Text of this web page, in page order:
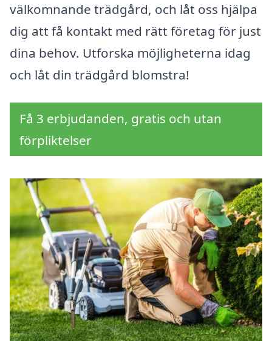
välkomnande trädgård, och låt oss hjälpa
dig att få kontakt med rätt företag för just
dina behov. Utforska möjligheterna idag
och låt din trädgård blomstra!
Få 3 erbjudanden, gratis och utan
förpliktelser